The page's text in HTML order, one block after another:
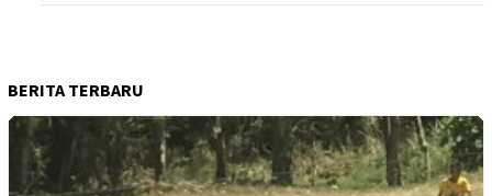
BERITA TERBARU